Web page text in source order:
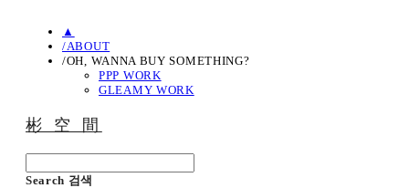
▲
/ABOUT
/OH, WANNA BUY SOMETHING?
PPP WORK
GLEAMY WORK
彬 空 間
Search 검색